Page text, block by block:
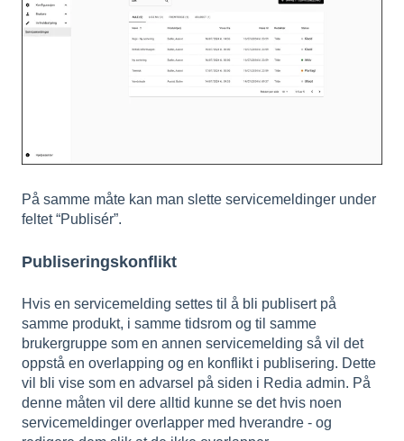
På samme måte kan man slette servicemeldinger under
feltet “Publisér”.
Publiseringskonflikt
Hvis en servicemelding settes til å bli publisert på
samme produkt, i samme tidsrom og til samme
brukergruppe som en annen servicemelding så vil det
oppstå en overlapping og en konflikt i publisering. Dette
vil bli vise som en advarsel på siden i Redia admin. På
denne måten vil dere alltid kunne se det hvis noen
servicemeldinger overlapper med hverandre - og